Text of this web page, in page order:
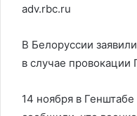
adv.rbc.ru
В Белоруссии
в случае провокации
14 ноября в